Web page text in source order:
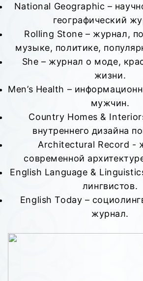
National Geographic –
географический
Rolling Stone – журнал,
музыке, политике,
She – журнал о моде,
жизни.
Men’s Health –
мужчин.
Country Homes &
внутреннего дизайна
Architectural Record -
современной
English Language &
лингвистов.
English Today –
журнал.